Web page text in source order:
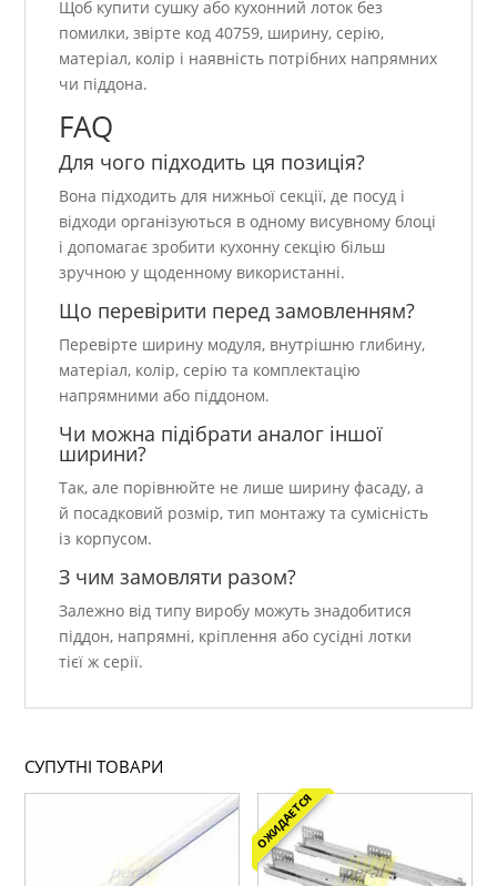
Щоб купити сушку або кухонний лоток без
помилки, звірте код 40759, ширину, серію,
матеріал, колір і наявність потрібних напрямних
чи піддона.
FAQ
Для чого підходить ця позиція?
Вона підходить для нижньої секції, де посуд і
відходи організуються в одному висувному блоці
і допомагає зробити кухонну секцію більш
зручною у щоденному використанні.
Що перевірити перед замовленням?
Перевірте ширину модуля, внутрішню глибину,
матеріал, колір, серію та комплектацію
напрямними або піддоном.
Чи можна підібрати аналог іншої
ширини?
Так, але порівнюйте не лише ширину фасаду, а
й посадковий розмір, тип монтажу та сумісність
із корпусом.
З чим замовляти разом?
Залежно від типу виробу можуть знадобитися
піддон, напрямні, кріплення або сусідні лотки
тієї ж серії.
СУПУТНІ ТОВАРИ
ОЖИДАЕТСЯ